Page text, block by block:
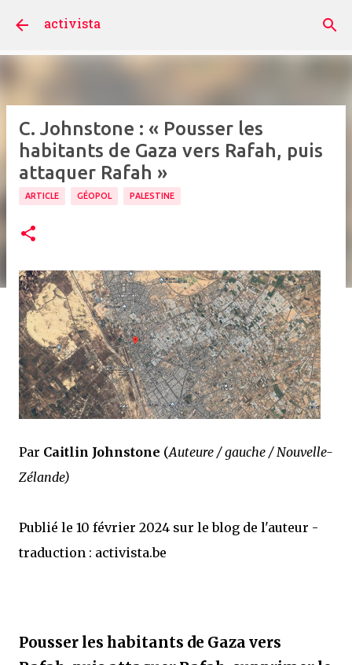
Accéder au contenu principal
activista
C. Johnstone : « Pousser les
habitants de Gaza vers Rafah, puis
attaquer Rafah »
ARTICLE GÉOPOL PALESTINE
Par Caitlin Johnstone (Auteure / gauche / Nouvelle-
Zélande)
Publié le 10 février 2024 sur le blog de l'auteur -
traduction : activista.be
Pousser les habitants de Gaza vers